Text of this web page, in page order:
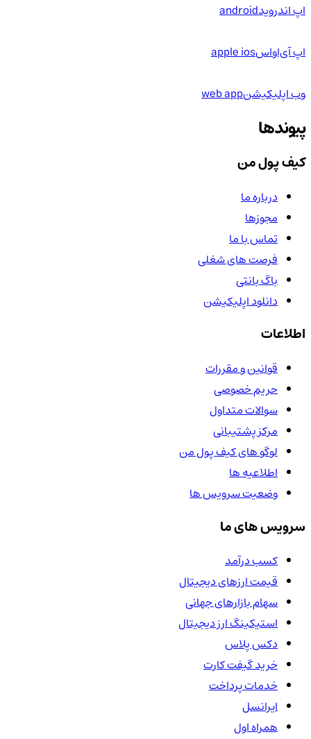
اپ اندرویدandroid
اپ آی‌او‌اسapple ios
وب اپلیکیشنweb app
پیوندها
کیف پول من
درباره ما
مجوزها
تماس با ما
فرصت های شغلی
باگ بانتی
دانلود اپلیکیشن
اطلاعات
قوانین و مقررات
حریم خصوصی
سوالات متداول
مرکز پشتیبانی
لوگو های کیف پول من
اطلاعیه ها
وضعیت سرویس ها
سرویس های ما
کسب درآمد
قیمت ارزهای دیجیتال
سهام بازارهای جهانی
استیکینگ ارز دیجیتال
دکس پلاس
خرید گیفت کارت
خدمات پرداخت
ایرانسل
همراه اول